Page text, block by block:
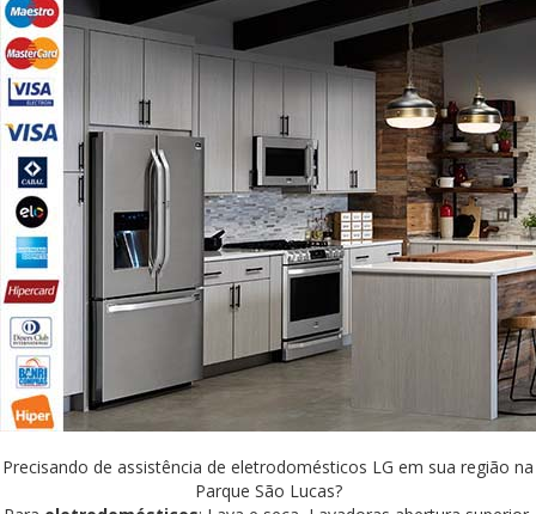
Precisando de assistência de eletrodomésticos LG em sua região na
Parque São Lucas?